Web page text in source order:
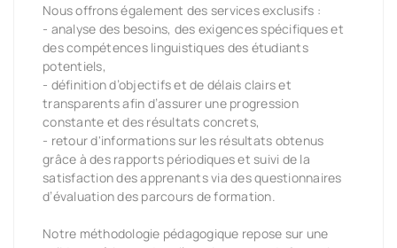
Nous offrons également des services exclusifs :
- analyse des besoins, des exigences spécifiques et
des compétences linguistiques des étudiants
potentiels,
- définition d’objectifs et de délais clairs et
transparents afin d’assurer une progression
constante et des résultats concrets,
- retour d'informations sur les résultats obtenus
grâce à des rapports périodiques et suivi de la
satisfaction des apprenants via des questionnaires
d’évaluation des parcours de formation.
Notre méthodologie pédagogique repose sur une